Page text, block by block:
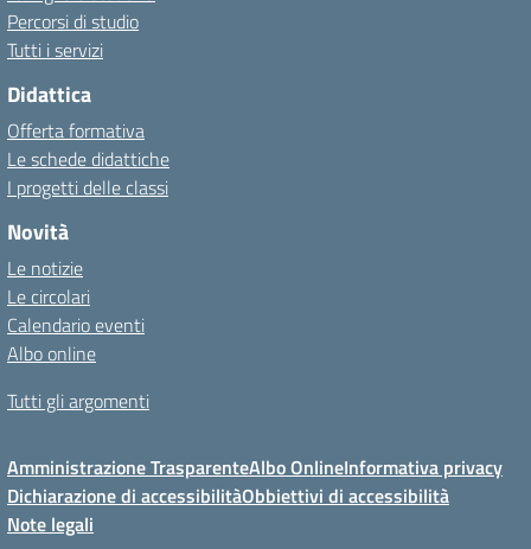
Percorsi di studio
Tutti i servizi
Didattica
Offerta formativa
Le schede didattiche
I progetti delle classi
Novità
Le notizie
Le circolari
Calendario eventi
Albo online
Tutti gli argomenti
Amministrazione TrasparenteAlbo OnlineInformativa privacy
Dichiarazione di accessibilitàObbiettivi di accessibilità
Note legali